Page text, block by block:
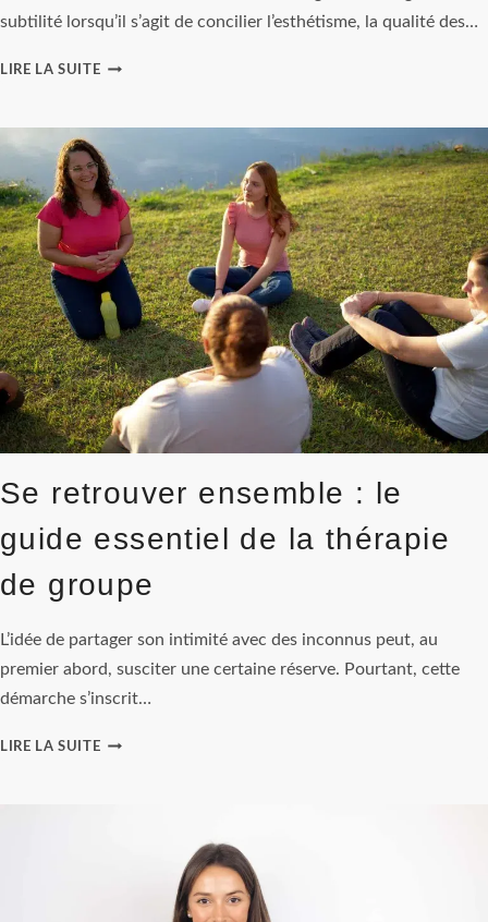
subtilité lorsqu’il s’agit de concilier l’esthétisme, la qualité des…
LIRE LA SUITEFAIRE
HOMME
COMMENT
CHOISIR
UN
COFFRET
CADEAU
D’EXCEPTION
Se retrouver ensemble : le
guide essentiel de la thérapie
de groupe
L’idée de partager son intimité avec des inconnus peut, au
premier abord, susciter une certaine réserve. Pourtant, cette
démarche s’inscrit…
LIRE LA SUITESE